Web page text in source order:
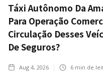
Táxi Autônomo Da
Para Operação
Circulação Desses
De Seguros?
Aug 4, 2026 6 min de